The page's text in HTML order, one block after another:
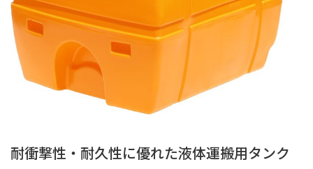
耐衝撃性・耐久性に優れた液体運搬用タンク